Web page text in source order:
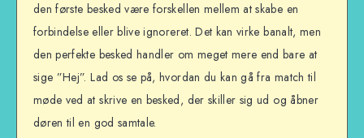
den første besked være forskellen mellem at skabe en
forbindelse eller blive ignoreret. Det kan virke banalt, men
den perfekte besked handler om meget mere end bare at
sige ”Hej”. Lad os se på, hvordan du kan gå fra match til
møde ved at skrive en besked, der skiller sig ud og åbner
døren til en god samtale.